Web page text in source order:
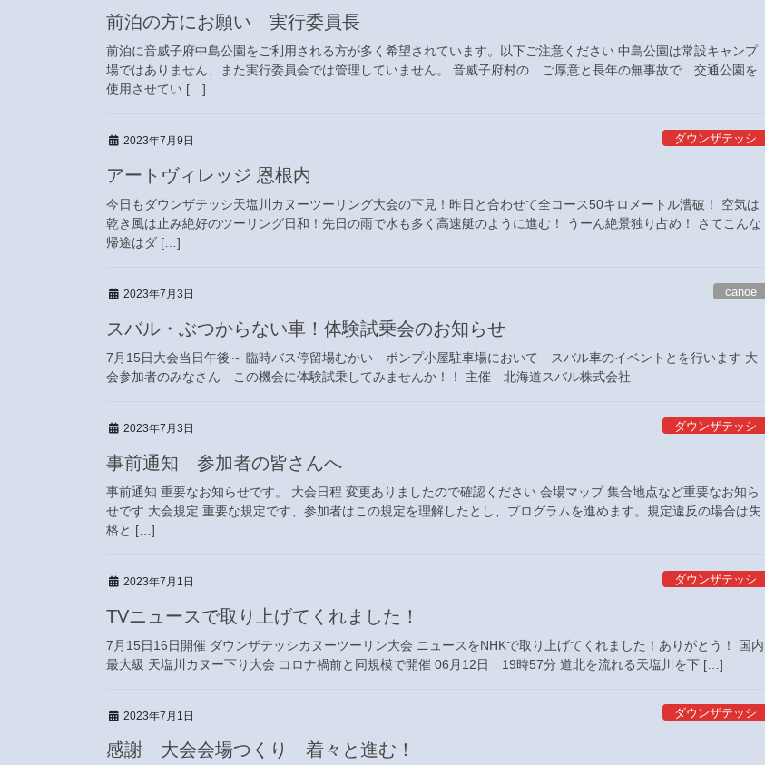
前泊の方にお願い 実行委員長
前泊に音威子府中島公園をご利用される方が多く希望されています。以下ご注意ください 中島公園は常設キャンプ
場ではありません、また実行委員会では管理していません。 音威子府村の ご厚意と長年の無事故で 交通公園を
使用させてい […]
2023年7月9日 ダウンザテッシ
アートヴィレッジ 恩根内
今日もダウンザテッシ天塩川カヌーツーリング大会の下見！昨日と合わせて全コース50キロメートル漕破！ 空気は
乾き風は止み絶好のツーリング日和！先日の雨で水も多く高速艇のように進む！ うーん絶景独り占め！ さてこんな
帰途はダ […]
2023年7月3日 canoe
スバル・ぶつからない車！体験試乗会のお知らせ
7月15日大会当日午後～ 臨時バス停留場むかい ポンプ小屋駐車場において スバル車のイベントとを行います 大
会参加者のみなさん この機会に体験試乗してみませんか！！ 主催 北海道スバル株式会社
2023年7月3日 ダウンザテッシ
事前通知 参加者の皆さんへ
事前通知 重要なお知らせです。 大会日程 変更ありましたので確認ください 会場マップ 集合地点など重要なお知ら
せです 大会規定 重要な規定です、参加者はこの規定を理解したとし、プログラムを進めます。規定違反の場合は失
格と […]
2023年7月1日 ダウンザテッシ
TVニュースで取り上げてくれました！
7月15日16日開催 ダウンザテッシカヌーツーリン大会 ニュースをNHKで取り上げてくれました！ありがとう！ 国内
最大級 天塩川カヌー下り大会 コロナ禍前と同規模で開催 06月12日 19時57分 道北を流れる天塩川を下 […]
2023年7月1日 ダウンザテッシ
感謝 大会会場つくり 着々と進む！